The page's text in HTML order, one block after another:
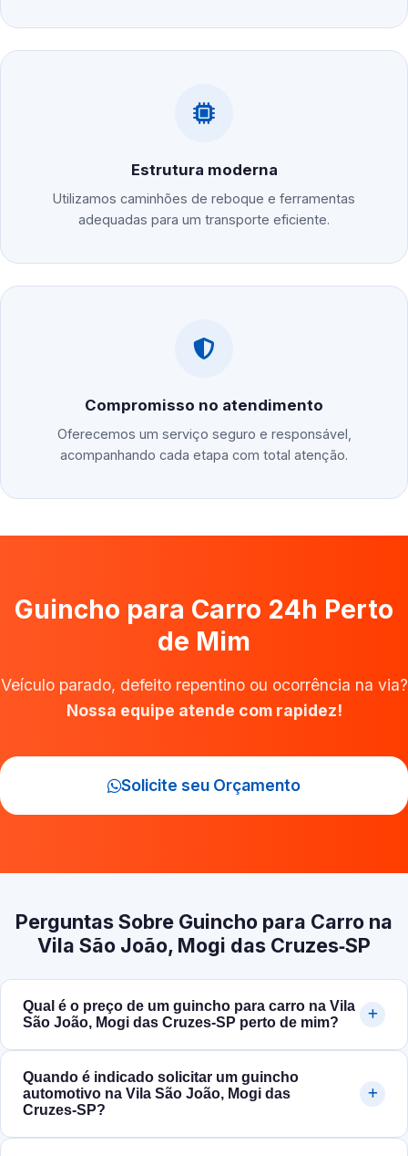
Estrutura moderna
Utilizamos caminhões de reboque e ferramentas
adequadas para um transporte eficiente.
Compromisso no atendimento
Oferecemos um serviço seguro e responsável,
acompanhando cada etapa com total atenção.
Guincho para Carro 24h Perto
de Mim
Veículo parado, defeito repentino ou ocorrência na via?
Nossa equipe atende com rapidez!
Solicite seu Orçamento
Perguntas Sobre Guincho para Carro na
Vila São João, Mogi das Cruzes‑SP
Qual é o preço de um guincho para carro na Vila
São João, Mogi das Cruzes‑SP perto de mim?
Quando é indicado solicitar um guincho
automotivo na Vila São João, Mogi das
Cruzes‑SP?